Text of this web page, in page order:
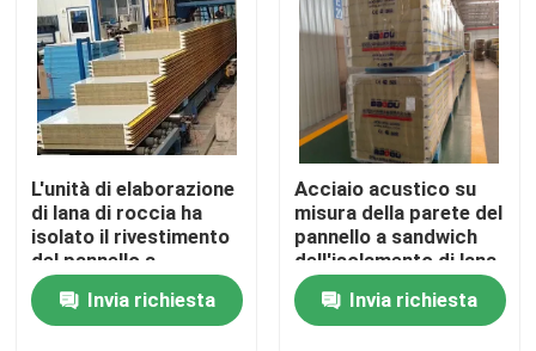
Giro della fabbrica
Controllo di qualità
Contattici
Richieda una citazione
L'unità di elaborazione
di lana di roccia ha
isolato il rivestimento
del pannello a
sandwich del pannello
per il tetto e la parete
Invia richiesta
Acciaio acustico su
misura della parete del
pannello a sandwich
dell'isolamento di lana
di roccia
insonorizzato
Invia richiesta